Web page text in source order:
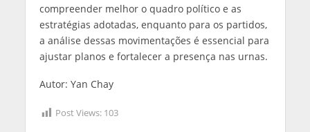
compreender melhor o quadro político e as
estratégias adotadas, enquanto para os partidos,
a análise dessas movimentações é essencial para
ajustar planos e fortalecer a presença nas urnas.
Autor: Yan Chay
Post Views: 103